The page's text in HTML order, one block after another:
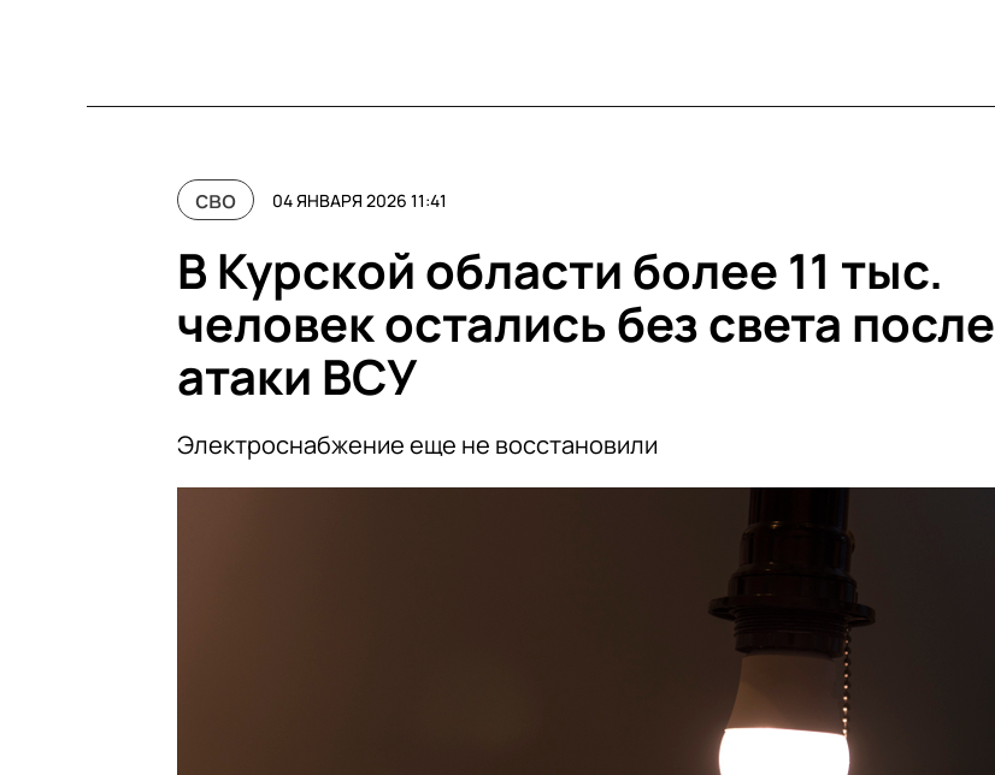
сво 04 ЯНВАРЯ 2026 11:41
В Курской области более 11 тыс.
человек остались без света после
атаки ВСУ
Электроснабжение еще не восстановили